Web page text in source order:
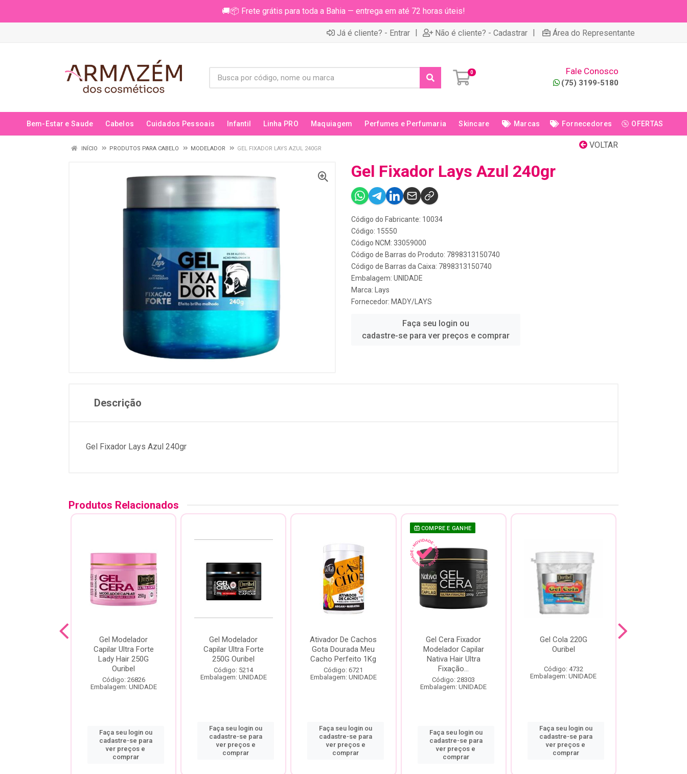
🚚📦 Frete grátis para toda a Bahia — entrega em até 72 horas úteis!
Já é cliente? - Entrar | Não é cliente? - Cadastrar | Área do Representante
0 Fale Conosco
(75) 3199-5180
Bem-Estar e Saude Cabelos Cuidados Pessoais Infantil Linha PRO Maquiagem Perfumes e Perfumaria Skincare Marcas Fornecedores OFERTAS
VOLTAR
INÍCIO PRODUTOS PARA CABELO MODELADOR GEL FIXADOR LAYS AZUL 240GR
Gel Fixador Lays Azul 240gr
Código do Fabricante: 10034
Código: 15550
Código NCM: 33059000
Código de Barras do Produto: 7898313150740
Código de Barras da Caixa: 7898313150740
Embalagem: UNIDADE
Marca:
Lays
Fornecedor: MADY/LAYS
Faça seu login ou
cadastre-se para ver preços e comprar
Descrição
Gel Fixador Lays Azul 240gr
Produtos Relacionados
Gel Modelador
Capilar Ultra Forte
Lady Hair 250G
Ouribel
Código: 26826
Embalagem: UNIDADE
Faça seu login ou
cadastre-se para
ver preços e
comprar
Gel Modelador
Capilar Ultra Forte
250G Ouribel
Código: 5214
Embalagem: UNIDADE
Faça seu login ou
cadastre-se para
ver preços e
comprar
Ativador De Cachos
Gota Dourada Meu
Cacho Perfeito 1Kg
Código: 6721
Embalagem: UNIDADE
Faça seu login ou
cadastre-se para
ver preços e
comprar
COMPRE E GANHE
Gel Cera Fixador
Modelador Capilar
Nativa Hair Ultra
Fixação...
Código: 28303
Embalagem: UNIDADE
Faça seu login ou
cadastre-se para
ver preços e
comprar
Gel Cola 220G
Ouribel
Código: 4732
Embalagem: UNIDADE
Faça seu login ou
cadastre-se para
ver preços e
comprar